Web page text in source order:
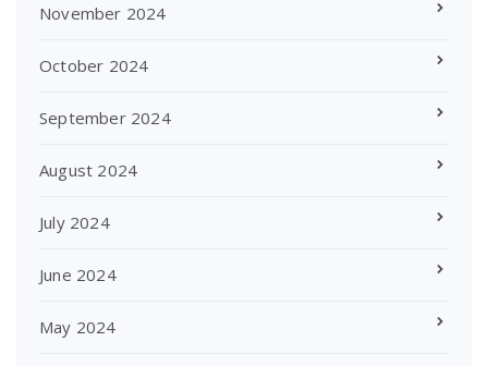
November 2024
October 2024
September 2024
August 2024
July 2024
June 2024
May 2024